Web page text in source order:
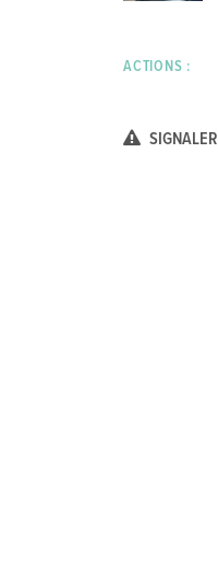
ACTIONS :
SIGNALER